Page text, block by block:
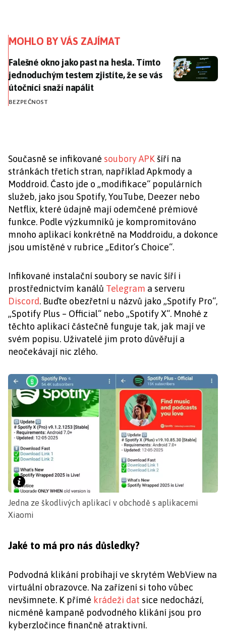
MOHLO BY VÁS ZAJÍMAT
Falešné okno jako past na hesla. Tímto
Falešné okno jako past na hesla. Tímto
jednoduchým testem zjistíte, že se vás
útočníci snaží napálit
BEZPEČNOST
Současně se infikované soubory APKšíří na
stránkách třetích stran, například Apkmody a
Moddroid. Často jde o „modifikace“ populárních
služeb, jako jsou Spotify, YouTube, Deezer nebo
Netflix, které údajně mají odemčené prémiové
funkce. Podle výzkumníků je kompromitováno
mnoho aplikací konkrétně na Moddroidu, a dokonce
jsou umístěné v rubrice „Editor’s Choice“.
Infikované instalační soubory se navíc šíří i
prostřednictvím kanálů Telegram a serveru
Discord. Buďte obezřetní u názvů jako „Spotify Pro“,
„Spotify Plus – Official“ nebo „Spotify X“. Mnohé z
těchto aplikací částečně funguje tak, jak mají ve
svém popisu. Uživatelé jim proto důvěřují a
neočekávají nic zlého.
Jedna ze škodlivých aplikací v obchodě s aplikacemi
Xiaomi
Jaké to má pro nás důsledky?
Podvodná klikání probíhají ve skrytém WebView na
virtuální obrazovce. Na zařízení si toho vůbec
nevšimnete. K přímé krádeži dat sice nedochází,
nicméně kampaně podvodného klikání jsou pro
kyberzločince finančně atraktivní.